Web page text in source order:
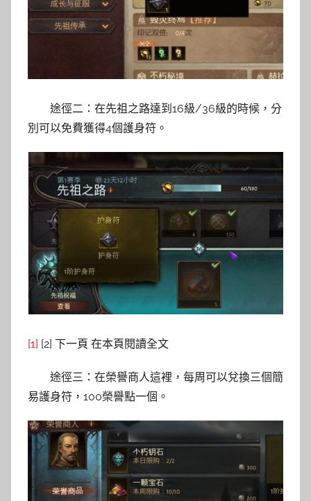
途徑二：在先祖之路達到16級/36級的時候，分
別可以免費獲得4個護身符。
[1] [2] 下一頁 在本頁閱讀全文
途徑三：在榮譽商人這裡，每周可以兌換三個簡
易護身符，100榮譽點一個。